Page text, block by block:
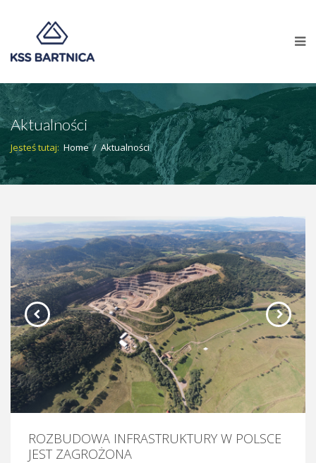
Aktualności
Jesteś tutaj: Home / Aktualności
ROZBUDOWA INFRASTRUKTURY W POLSCE
JEST ZAGROŻONA